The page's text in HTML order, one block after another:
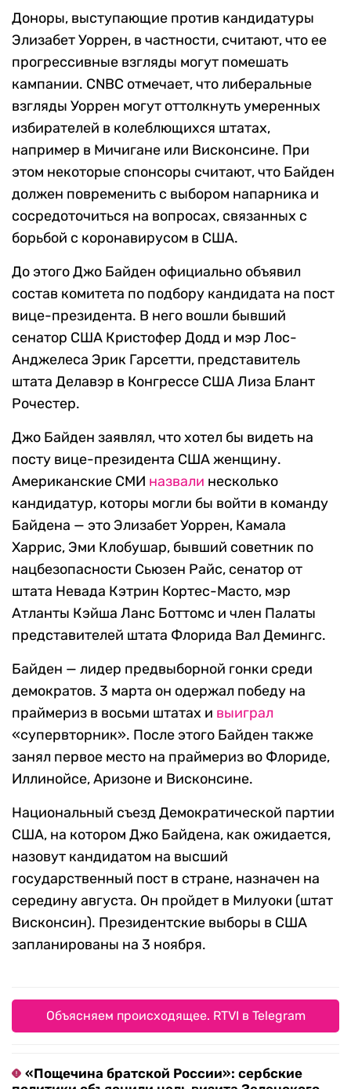
Доноры, выступающие против кандидатуры
Элизабет Уоррен, в частности, считают, что ее
прогрессивные взгляды могут помешать
кампании. CNBC отмечает, что либеральные
взгляды Уоррен могут оттолкнуть умеренных
избирателей в колеблющихся штатах,
например в Мичигане или Висконсине. При
этом некоторые спонсоры считают, что Байден
должен повременить с выбором напарника и
сосредоточиться на вопросах, связанных с
борьбой с коронавирусом в США.
До этого Джо Байден официально объявил
состав комитета по подбору кандидата на пост
вице-президента. В него вошли бывший
сенатор США Кристофер Додд и мэр Лос-
Анджелеса Эрик Гарсетти, представитель
штата Делавэр в Конгрессе США Лиза Блант
Рочестер.
Джо Байден заявлял, что хотел бы видеть на
посту вице-президента США женщину.
Американские СМИ назвали несколько
кандидатур, которы могли бы войти в команду
Байдена — это Элизабет Уоррен, Камала
Харрис, Эми Клобушар, бывший советник по
нацбезопасности Сьюзен Райс, сенатор от
штата Невада Кэтрин Кортес-Масто, мэр
Атланты Кэйша Ланс Боттомс и член Палаты
представителей штата Флорида Вал Демингс.
Байден — лидер предвыборной гонки среди
демократов. 3 марта он одержал победу на
праймериз в восьми штатах и выиграл
«супервторник». После этого Байден также
занял первое место на праймериз во Флориде,
Иллинойсе, Аризоне и Висконсине.
Национальный съезд Демократической партии
США, на котором Джо Байдена, как ожидается,
назовут кандидатом на высший
государственный пост в стране, назначен на
середину августа. Он пройдет в Милуоки (штат
Висконсин). Президентские выборы в США
запланированы на 3 ноября.
Объясняем происходящее. RTVI в Telegram
«Пощечина братской России»: сербские